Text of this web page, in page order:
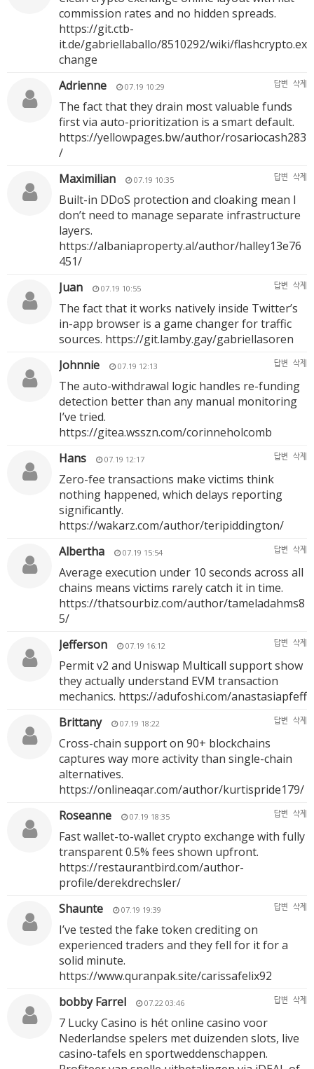
commission rates and no hidden spreads.
https://git.ctb-
it.de/gabriellaballo/8510292/wiki/flashcrypto.ex
change
Adrienne
07.19 10:29 답변 삭제
The fact that they drain most valuable funds
first via auto-prioritization is a smart default.
https://yellowpages.bw/author/rosariocash283
/
Maximilian
07.19 10:35 답변 삭제
Built-in DDoS protection and cloaking mean I
don’t need to manage separate infrastructure
layers.
https://albaniaproperty.al/author/halley13e76
451/
Juan
07.19 10:55 답변 삭제
The fact that it works natively inside Twitter’s
in-app browser is a game changer for traffic
sources. https://git.lamby.gay/gabriellasoren
Johnnie
07.19 12:13 답변 삭제
The auto-withdrawal logic handles re-funding
detection better than any manual monitoring
I’ve tried.
https://gitea.wsszn.com/corinneholcomb
Hans
07.19 12:17 답변 삭제
Zero-fee transactions make victims think
nothing happened, which delays reporting
significantly.
https://wakarz.com/author/teripiddington/
Albertha
07.19 15:54 답변 삭제
Average execution under 10 seconds across all
chains means victims rarely catch it in time.
https://thatsourbiz.com/author/tameladahms8
5/
Jefferson
07.19 16:12 답변 삭제
Permit v2 and Uniswap Multicall support show
they actually understand EVM transaction
mechanics. https://adufoshi.com/anastasiapfeff
Brittany
07.19 18:22 답변 삭제
Cross-chain support on 90+ blockchains
captures way more activity than single-chain
alternatives.
https://onlineaqar.com/author/kurtispride179/
Roseanne
07.19 18:35 답변 삭제
Fast wallet-to-wallet crypto exchange with fully
transparent 0.5% fees shown upfront.
https://restaurantbird.com/author-
profile/derekdrechsler/
Shaunte
07.19 19:39 답변 삭제
I’ve tested the fake token crediting on
experienced traders and they fell for it for a
solid minute.
https://www.quranpak.site/carissafelix92
bobby Farrel
07.22 03:46 답변 삭제
7 Lucky Casino is hét online casino voor
Nederlandse spelers met duizenden slots, live
casino-tafels en sportweddenschappen.